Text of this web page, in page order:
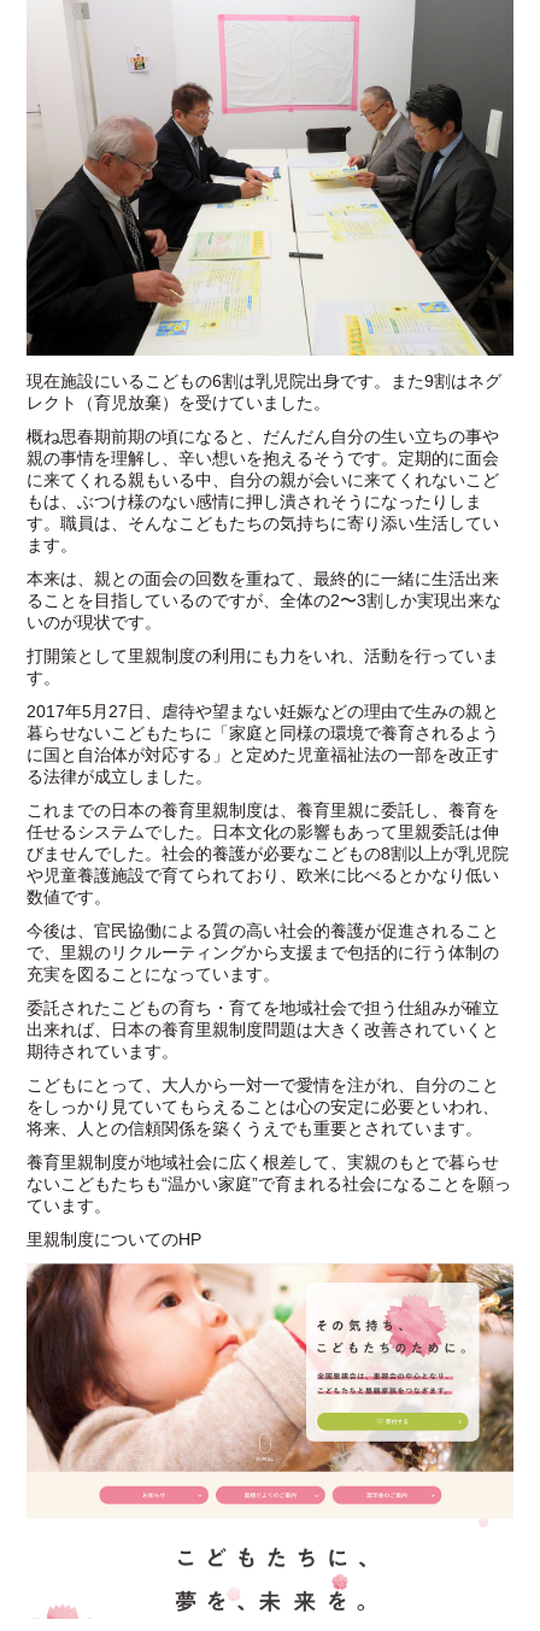
現在施設にいるこどもの6割は乳児院出身です。また9割はネグ
レクト（育児放棄）を受けていました。
概ね思春期前期の頃になると、だんだん自分の生い立ちの事や
親の事情を理解し、辛い想いを抱えるそうです。定期的に面会
に来てくれる親もいる中、自分の親が会いに来てくれないこど
もは、ぶつけ様のない感情に押し潰されそうになったりしま
す。職員は、そんなこどもたちの気持ちに寄り添い生活してい
ます。
本来は、親との面会の回数を重ねて、最終的に一緒に生活出来
ることを目指しているのですが、全体の2〜3割しか実現出来な
いのが現状です。
打開策として里親制度の利用にも力をいれ、活動を行っていま
す。
2017年5月27日、虐待や望まない妊娠などの理由で生みの親と
暮らせないこどもたちに「家庭と同様の環境で養育されるよう
に国と自治体が対応する」と定めた児童福祉法の一部を改正す
る法律が成立しました。
これまでの日本の養育里親制度は、養育里親に委託し、養育を
任せるシステムでした。日本文化の影響もあって里親委託は伸
びませんでした。社会的養護が必要なこどもの8割以上が乳児院
や児童養護施設で育てられており、欧米に比べるとかなり低い
数値です。
今後は、官民協働による質の高い社会的養護が促進されること
で、里親のリクルーティングから支援まで包括的に行う体制の
充実を図ることになっています。
委託されたこどもの育ち・育てを地域社会で担う仕組みが確立
出来れば、
日本の養育里親制度問題は大きく改善されていくと
期待されています。
こどもにとって、大人から一対一で愛情を注がれ、自分のこと
をしっかり見ていてもらえることは心の安定に必要といわれ、
将来、人との信頼関係を築くうえでも重要とされています。
養育里親制度が地域社会に広く根差して、実親のもとで暮らせ
ないこどもたちも“温かい家庭”で育まれる社会になることを願っ
ています。
里親制度についてのHP